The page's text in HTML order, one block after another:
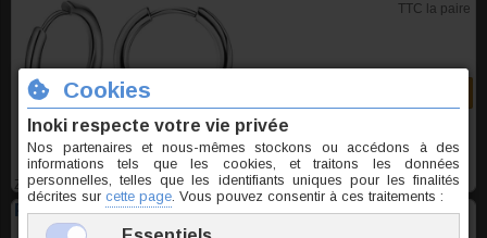
ZOAH262
TTC la paire
Paire de créoles acier 2.5mm x 14mm